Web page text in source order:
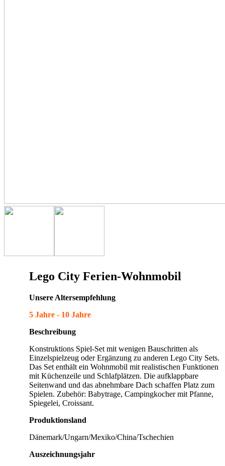
Lego City Ferien-Wohnmobil
Unsere Altersempfehlung
5 Jahre - 10 Jahre
Beschreibung
Konstruktions Spiel-Set mit wenigen Bauschritten als
Einzelspielzeug oder Ergänzung zu anderen Lego City Sets.
Das Set enthält ein Wohnmobil mit realistischen Funktionen
mit Küchenzeile und Schlafplätzen. Die aufklappbare
Seitenwand und das abnehmbare Dach schaffen Platz zum
Spielen. Zubehör: Babytrage, Campingkocher mit Pfanne,
Spiegelei, Croissant.
Produktionsland
Dänemark/Ungarn/Mexiko/China/Tschechien
Auszeichnungsjahr